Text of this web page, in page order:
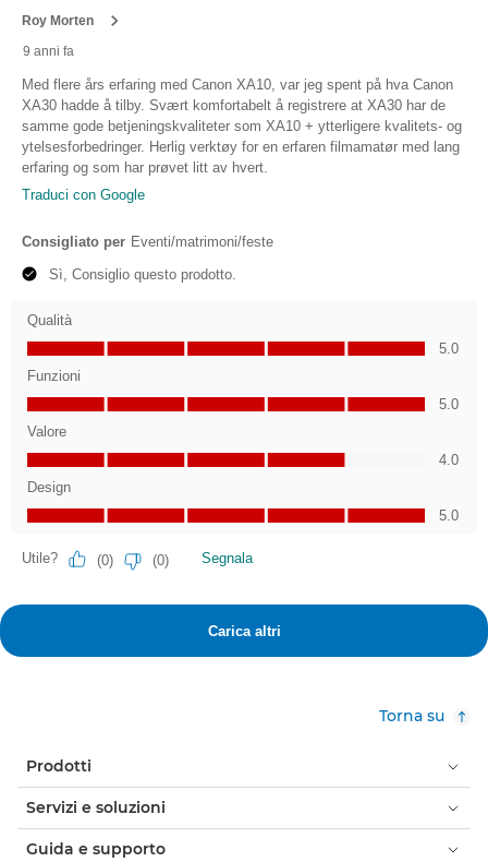
Torna su
Prodotti
Servizi e soluzioni
Guida e supporto